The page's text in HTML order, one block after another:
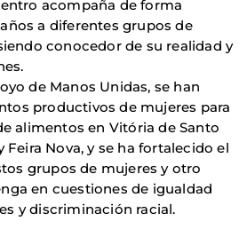
acompaña de forma
a diferentes grupos de
conocedor de su realidad y
de Manos Unidas, se han
productivos de mujeres para
alimentos en Vitória de Santo
Feira Nova, y se ha fortalecido el
grupos de mujeres y otro
en cuestiones de igualdad
y discriminación racial.